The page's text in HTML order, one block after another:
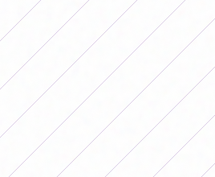
a Banfield como visitante y
en la pelea.
más destacados de la fecha,
Belgrano se quedó con el
Boca en Córdoba.
ganador de la fecha 7 tras
lograr así subirse a lo más alto